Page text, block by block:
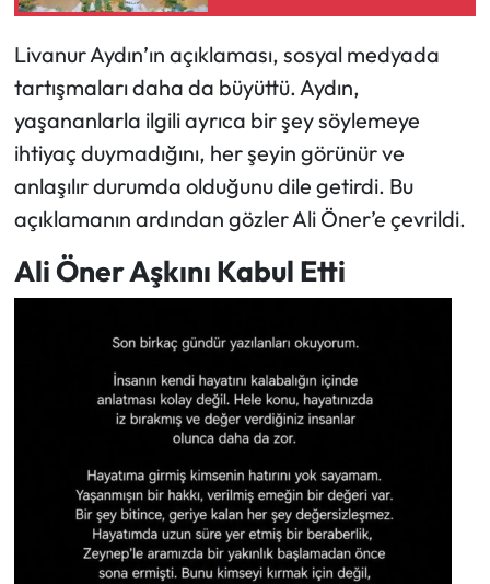
Livanur Aydın’ın açıklaması, sosyal medyada
tartışmaları daha da büyüttü. Aydın,
yaşananlarla ilgili ayrıca bir şey söylemeye
ihtiyaç duymadığını, her şeyin görünür ve
anlaşılır durumda olduğunu dile getirdi. Bu
açıklamanın ardından gözler Ali Öner’e çevrildi.
Ali Öner Aşkını Kabul Etti